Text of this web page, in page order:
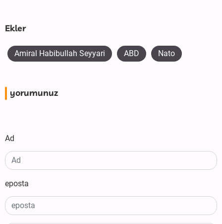
Ekler
Amiral Habibullah Seyyari ABD Nato
yorumunuz
Ad
eposta